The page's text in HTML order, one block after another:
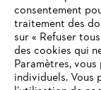
Contact
VOTRE
N'EST
Vous utilisez un
consentement
traitement des
sur « Refuser
des cookies qui
Paramètres,
individuels.